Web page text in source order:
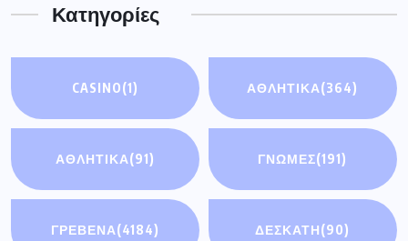
Κατηγορίες
CASINO(1) ΑΘΛΗΤΙΚΑ(364)
ΑΘΛΗΤΙΚΆ(91) ΓΝΩΜΕΣ(191)
ΓΡΕΒΕΝΑ(4184) ΔΕΣΚΑΤΗ(90)